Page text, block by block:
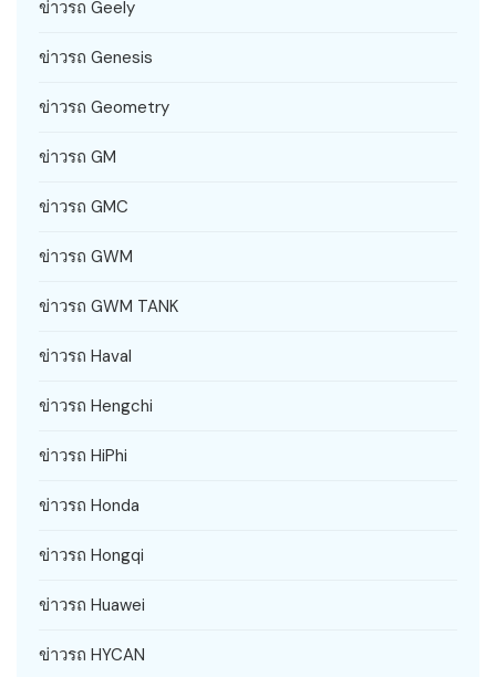
ข่าวรถ Geely
ข่าวรถ Genesis
ข่าวรถ Geometry
ข่าวรถ GM
ข่าวรถ GMC
ข่าวรถ GWM
ข่าวรถ GWM TANK
ข่าวรถ Haval
ข่าวรถ Hengchi
ข่าวรถ HiPhi
ข่าวรถ Honda
ข่าวรถ Hongqi
ข่าวรถ Huawei
ข่าวรถ HYCAN